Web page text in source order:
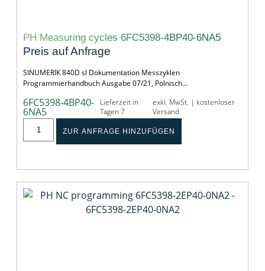
PH Measuring cycles 6FC5398-4BP40-6NA5
Preis auf Anfrage
SINUMERIK 840D sl Dokumentation Messzyklen
Programmierhandbuch Ausgabe 07/21, Polnisch…
6FC5398-4BP40-
6NA5
Lieferzeit in
Tagen 7
exkl. MwSt. | kostenloser
Versand
ZUR ANFRAGE HINZUFÜGEN